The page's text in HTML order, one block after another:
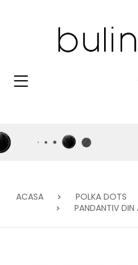
ACASA POLKA DOTS
PANDANTIV